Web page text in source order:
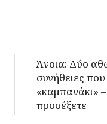
Άνοια: Δύο
συνήθειες
«καμπανάκι»
προσέξετε